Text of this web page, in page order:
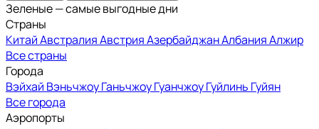
Зеленые — самые выгодные дни
Страны
КитайАвстралияАвстрияАзербайджанАлбанияАлжир
Все страны
Города
Вэйхай ВэньчжоуГаньчжоуГуанчжоуГуйлинь Гуйян
Все города
Аэропорты